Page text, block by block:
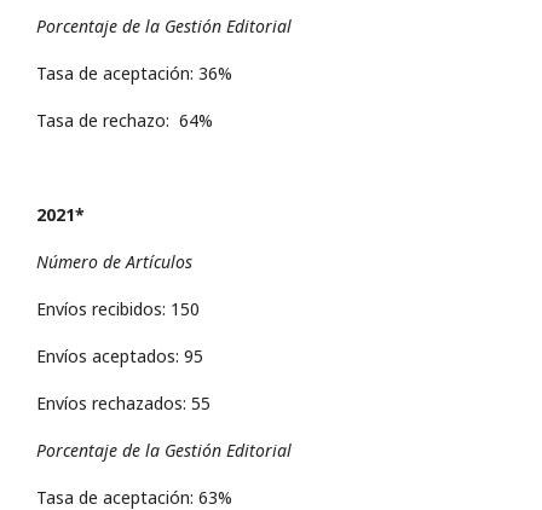
Porcentaje de la Gestión Editorial
Tasa de aceptación: 36%
Tasa de rechazo: 64%
2021*
Número de Artículos
Envíos recibidos: 150
Envíos aceptados: 95
Envíos rechazados: 55
Porcentaje de la Gestión Editorial
Tasa de aceptación: 63%